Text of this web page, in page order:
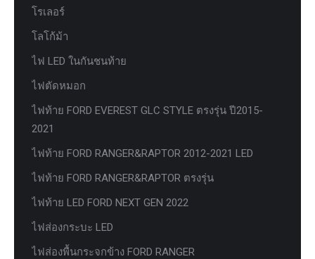
โรเลอร์
โลโก้ม้า
ไฟ LED ในกันชนท้าย
ไฟตัดหมอก
ไฟท้าย FORD EVEREST GLC STYLE ตรงรุ่น ปี2015-
2021
ไฟท้าย FORD RANGER&RAPTOR 2012-2021 LED
ไฟท้าย FORD RANGER&RAPTOR ตรงรุ่น
ไฟท้าย LED FORD NEXT GEN 2022
ไฟส่องกระบะ LED
ไฟส่องพื้นกระจกข้าง FORD RANGER